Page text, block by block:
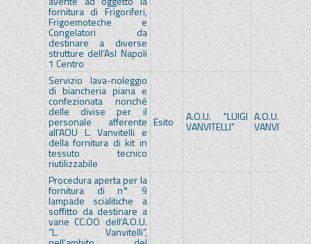
fornitura di Frigoriferi,
Frigoemoteche e
Congelatori da
destinare a diverse
strutture dell’Asl Napoli
1 Centro
Servizio lava-noleggio
di biancheria piana e
confezionata nonché
delle divise per il
personale afferente
all’AOU L. Vanvitelli e
della fornitura di kit in
tessuto tecnico
riutilizzabile
Esito A.O.U. "LUIGI
VANVITELLI"
A.O.U. "LUIGI
VANVITELLI"
Procedura aperta per la
fornitura di n° 9
lampade scialitiche a
soffitto da destinare a
varie CC.OO dell’A.O.U.
“L. Vanvitelli”,